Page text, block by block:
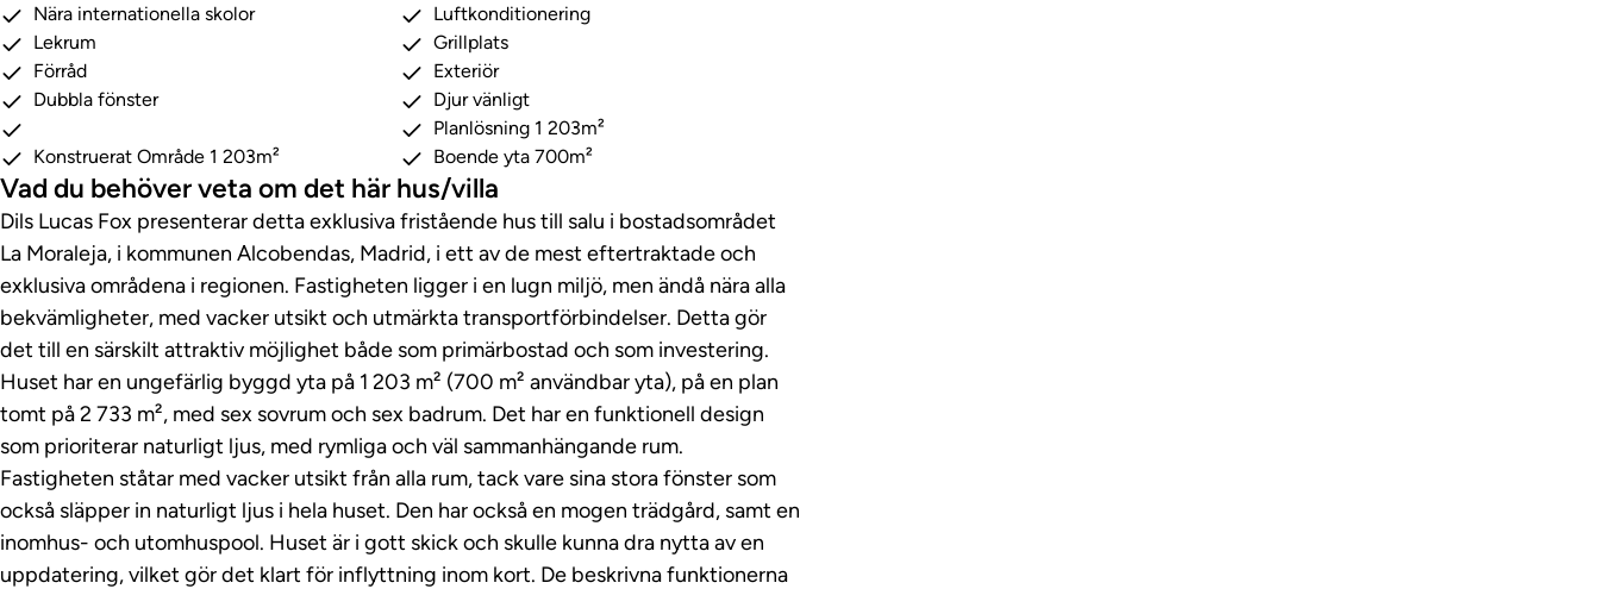
Nära internationella skolor
Luftkonditionering
Lekrum
Grillplats
Förråd
Exteriör
Dubbla fönster
Djur vänligt
Planlösning 1 203m²
Konstruerat Område 1 203m²
Boende yta 700m²
Vad du behöver veta om det här hus/villa
Dils Lucas Fox presenterar detta exklusiva fristående hus till salu i bostadsområdet
La Moraleja, i kommunen Alcobendas, Madrid, i ett av de mest eftertraktade och
exklusiva områdena i regionen. Fastigheten ligger i en lugn miljö, men ändå nära alla
bekvämligheter, med vacker utsikt och utmärkta transportförbindelser. Detta gör
det till en särskilt attraktiv möjlighet både som primärbostad och som investering.
Huset har en ungefärlig byggd yta på 1 203 m² (700 m² användbar yta), på en plan
tomt på 2 733 m², med sex sovrum och sex badrum. Det har en funktionell design
som prioriterar naturligt ljus, med rymliga och väl sammanhängande rum.
Fastigheten ståtar med vacker utsikt från alla rum, tack vare sina stora fönster som
också släpper in naturligt ljus i hela huset. Den har också en mogen trädgård, samt en
inomhus- och utomhuspool. Huset är i gott skick och skulle kunna dra nytta av en
uppdatering, vilket gör det klart för inflyttning inom kort. De beskrivna funktionerna